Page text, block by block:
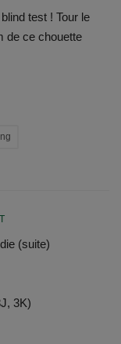
test ! Tour le
de ce chouette
(suite)
3K)